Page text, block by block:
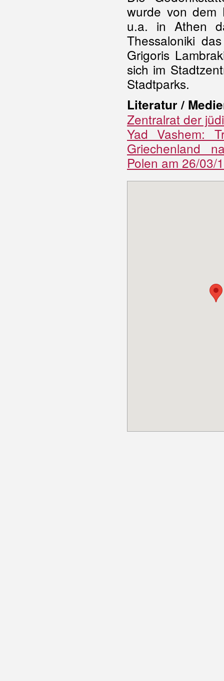
wurde von dem
u.a. in Athen
Thessaloniki
Grigoris
sich im
Stadtparks.
Literatur /
Zentralrat der
Yad Vashem:
Griechenland
Polen am 26/03/